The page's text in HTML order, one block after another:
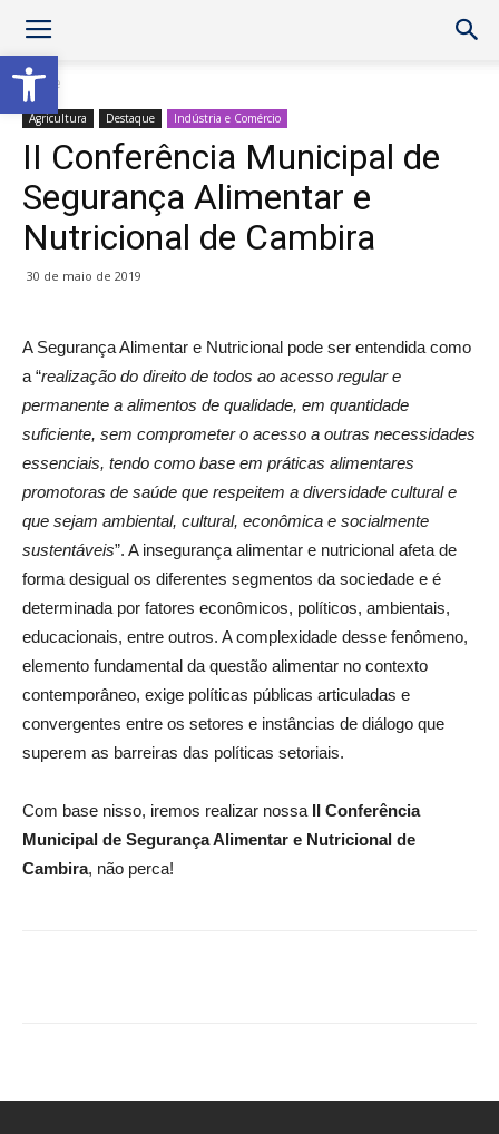
Abrir a barra de ferramentas
Home
Agricultura Destaque Indústria e Comércio
II Conferência Municipal de
Segurança Alimentar e
Nutricional de Cambira
30 de maio de 2019
A Segurança Alimentar e Nutricional pode ser entendida como
a “realização do direito de todos ao acesso regular e
permanente a alimentos de qualidade, em quantidade
suficiente, sem comprometer o acesso a outras necessidades
essenciais, tendo como base em práticas alimentares
promotoras de saúde que respeitem a diversidade cultural e
que sejam ambiental, cultural, econômica e socialmente
sustentáveis”. A insegurança alimentar e nutricional afeta de
forma desigual os diferentes segmentos da sociedade e é
determinada por fatores econômicos, políticos, ambientais,
educacionais, entre outros. A complexidade desse fenômeno,
elemento fundamental da questão alimentar no contexto
contemporâneo, exige políticas públicas articuladas e
convergentes entre os setores e instâncias de diálogo que
superem as barreiras das políticas setoriais.
Com base nisso, iremos realizar nossa II Conferência
Municipal de Segurança Alimentar e Nutricional de
Cambira, não perca!